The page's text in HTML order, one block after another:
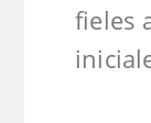
fieles